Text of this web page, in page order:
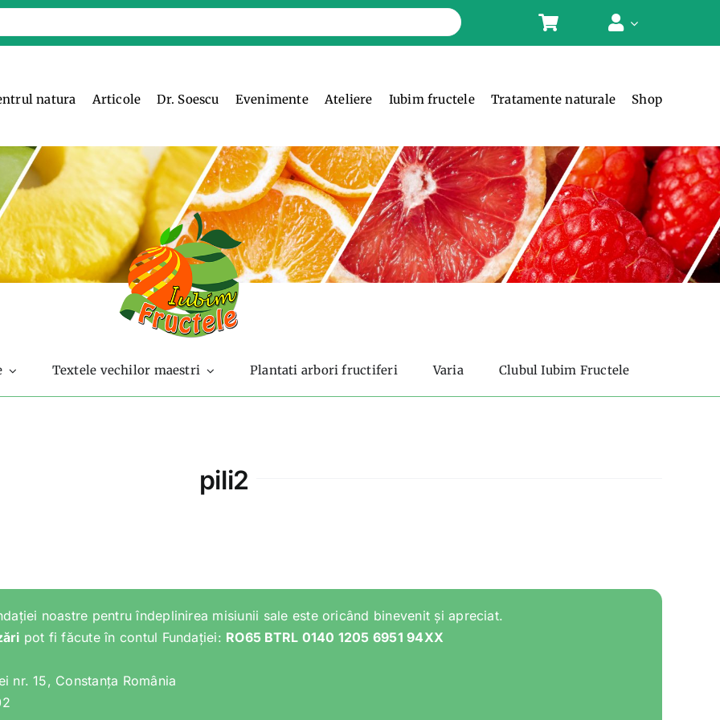
natura Articole Dr. Soescu Evenimente Ateliere Iubim fructele Tratamente naturale Shop
Textele vechilor maestri Plantati arbori fructiferi Varia Clubul Iubim Fructele
pili2
noastre pentru îndeplinirea misiunii sale este oricând binevenit și apreciat.
pot fi făcute în contul Fundației: RO65 BTRL 0140 1205 6951 94XX
nr. 15, Constanța România